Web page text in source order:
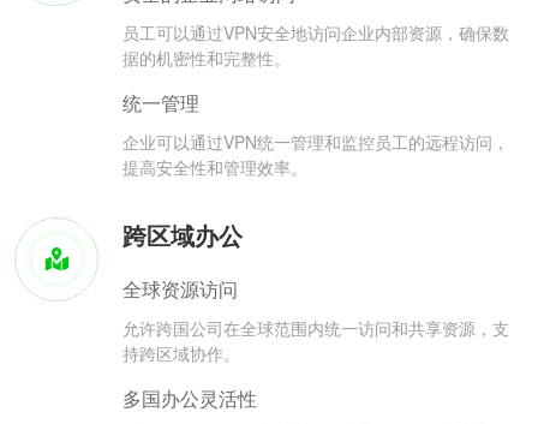
员工可以通过VPN安全地访问企业内部资源，确保数
据的机密性和完整性。
统一管理
企业可以通过VPN统一管理和监控员工的远程访问，
提高安全性和管理效率。
跨区域办公
全球资源访问
允许跨国公司在全球范围内统一访问和共享资源，支
持跨区域协作。
多国办公灵活性